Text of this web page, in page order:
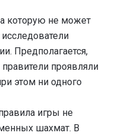
которую не может
Предполагается,
проявляли
этом ни одного
игры не
шахмат. В